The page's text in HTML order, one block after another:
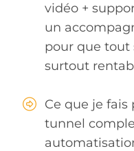
vidéo +
un
pour que tout
surtout
Ce que je fais
tunnel